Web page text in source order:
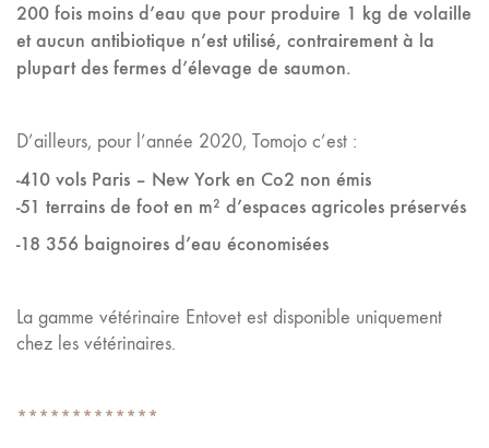
200 fois moins d’eau que pour produire 1 kg de volaille
et aucun antibiotique n’est utilisé, contrairement à la
plupart des fermes d’élevage de saumon.
D’ailleurs, pour l’année 2020, Tomojo c’est :
-410 vols Paris – New York en Co2 non émis
-51 terrains de foot en m² d’espaces agricoles préservés
-18 356 baignoires d’eau économisées
La gamme vétérinaire Entovet est disponible uniquement
chez les vétérinaires.
*************